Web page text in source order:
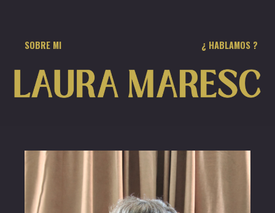
SOBRE MI ¿ HABLAMOS ?